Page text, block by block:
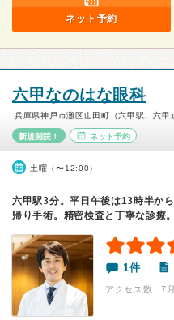
ネット予約
六甲なのはな眼科
兵庫県神戸市灘区山田町（六甲駅、六甲
新規開院！ ネット予約
土曜（〜12:00）
六甲駅3分。平日午後は13時半か
帰り手術。精密検査と丁寧な診療。
1件
アクセス数 7